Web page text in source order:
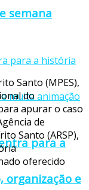
semana
para a
organização e
Santo (MPES),
do
apurar o caso
de
Santo (ARSP),
oferecido